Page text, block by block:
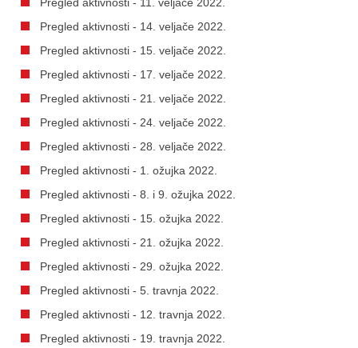
Pregled aktivnosti - 14. veljače 2022.
Pregled aktivnosti - 15. veljače 2022.
Pregled aktivnosti - 17. veljače 2022.
Pregled aktivnosti - 21. veljače 2022.
Pregled aktivnosti - 24. veljače 2022.
Pregled aktivnosti - 28. veljače 2022.
Pregled aktivnosti - 1. ožujka 2022.
Pregled aktivnosti - 8. i 9. ožujka 2022.
Pregled aktivnosti - 15. ožujka 2022.
Pregled aktivnosti - 21. ožujka 2022.
Pregled aktivnosti - 29. ožujka 2022.
Pregled aktivnosti - 5. travnja 2022.
Pregled aktivnosti - 12. travnja 2022.
Pregled aktivnosti - 19. travnja 2022.